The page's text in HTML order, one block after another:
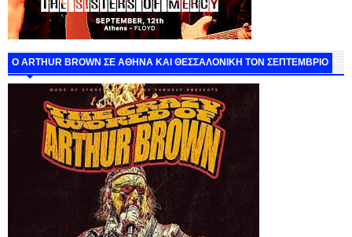
O ARTHUR BROWN ΣΕ ΑΘΗΝΑ ΚΑΙ ΘΕΣΣΑΛΟΝΙΚΗ ΤΟΝ ΣΕΠΤΕΜΒΡΙΟ